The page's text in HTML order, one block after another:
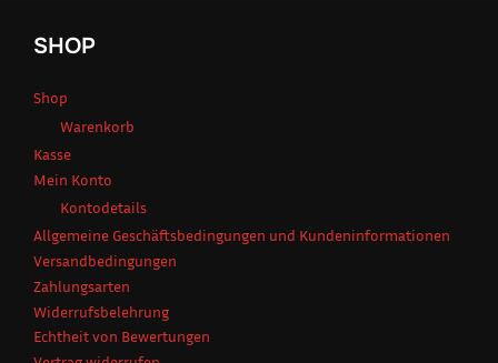
SHOP
Shop
Warenkorb
Kasse
Mein Konto
Kontodetails
Allgemeine Geschäftsbedingungen und Kundeninformationen
Versandbedingungen
Zahlungsarten
Widerrufsbelehrung
Echtheit von Bewertungen